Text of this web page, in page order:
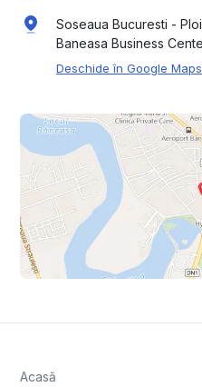
Soseaua Bucuresti -
Baneasa Business
Deschide în Google Maps
Acasă